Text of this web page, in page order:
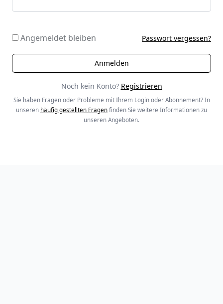
Angemeldet bleiben Passwort vergessen?
Noch kein Konto? Registrieren
Sie haben Fragen oder Probleme mit Ihrem Login oder Abonnement? In
unseren häufig gestellten Fragen finden Sie weitere Informationen zu
unseren Angeboten.